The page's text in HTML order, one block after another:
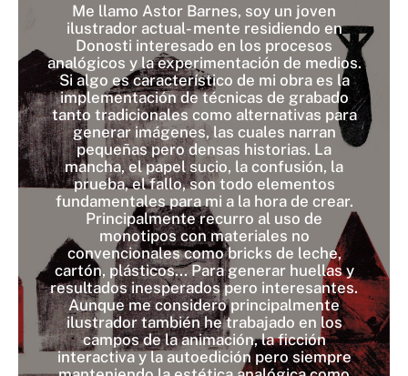
Me llamo Astor Barnes, soy un joven
ilustrador actual- mente residiendo en
Donosti interesado en los procesos
analógicos y la experimentación de medios.
Si algo es característico de mi obra es la
implementación de técnicas de grabado
tanto tradicionales como alternativas para
generar imágenes, las cuales narran
pequeñas pero densas historias. La
mancha, el papel sucio, la confusión, la
prueba, el fallo, son todo elementos
fundamentales para mi a la hora de crear.
Principalmente recurro al uso de
monotipos con materiales no
convencionales como bricks de leche,
cartón, plásticos... Para generar huellas y
resultados inesperados pero interesantes.
Aunque me considero principalmente
ilustrador también he trabajado en los
campos de la animación, la ficción
interactiva y la autoedición pero siempre